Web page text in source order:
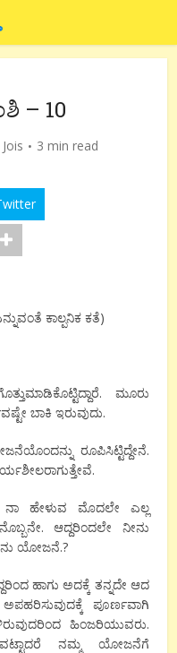
– 10
3 min read
ಕಾಲ್ಪನಿಕ ಕತೆ)
ಮೂರು
ಬಾಕಿ ಇರುವುದು.
ರೂಪಿಸಿಟ್ಟಿದ್ದೇನೆ.
ಹೇಳುವ ಮೊದಲೇ ಎಲ್ಲ
ಆದ್ದರಿಂದಲೇ ನೀನು
ಯೋಜನೆ.?
ಹಾಗು ಅದಕ್ಕೆ ತನ್ನದೇ ಆದ
ಪೂರ್ಣವಾಗಿ
ಹಿಂಜರಿಯುವರು.
ನಮ್ಮ ಯೋಜನೆಗೆ